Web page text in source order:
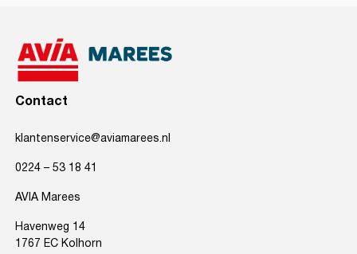
Contact
klantenservice@aviamarees.nl
0224 – 53 18 41
AVIA Marees
Havenweg 14
1767 EC Kolhorn